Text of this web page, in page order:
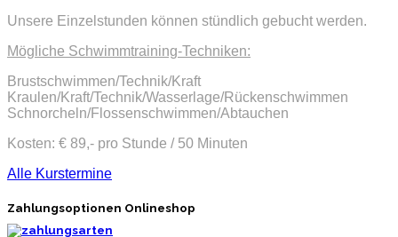
Unsere Einzelstunden können stündlich gebucht werden.
Mögliche Schwimmtraining-Techniken:
Brustschwimmen/Technik/Kraft
Kraulen/Kraft/Technik/Wasserlage/Rückenschwimmen
Schnorcheln/Flossenschwimmen/Abtauchen
Kosten: € 89,- pro Stunde / 50 Minuten
Alle Kurstermine
Zahlungsoptionen Onlineshop